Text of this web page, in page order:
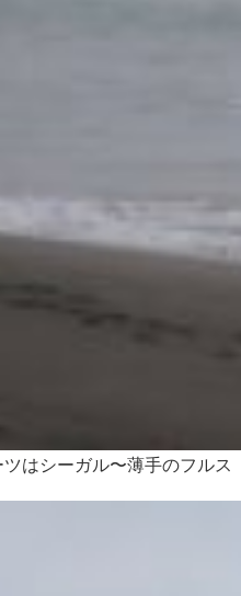
はシーガル〜薄手のフルス